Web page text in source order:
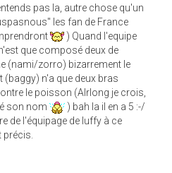
pas la, autre chose qu'un
les fan de France
) Quand l'equipe
que composé deux de
(nami/zorro) bizarrement le
(baggy) n'a que deux bras
le poisson (Alrlong je crois,
son nom
) bah la il en a 5 :-/
de l'équipage de luffy à ce